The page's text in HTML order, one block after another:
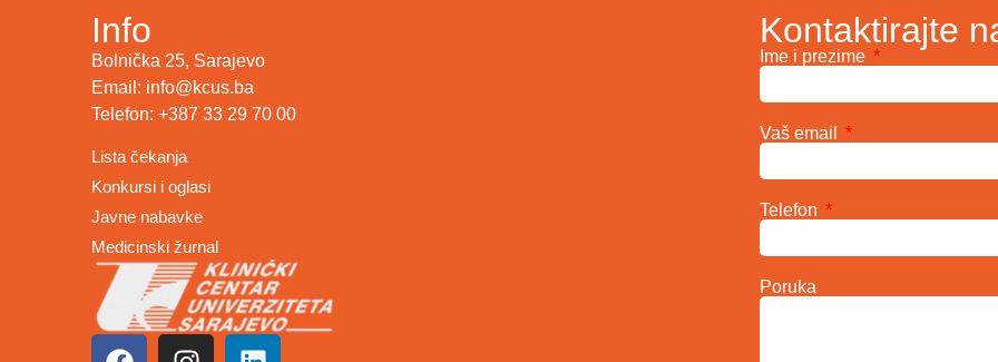
Info
Bolnička 25, Sarajevo
Email: info@kcus.ba
Telefon: +387 33 29 70 00
Lista čekanja
Konkursi i oglasi
Javne nabavke
Medicinski žurnal
Kontaktirajte
Ime i prezime
Vaš email
Telefon
Poruka